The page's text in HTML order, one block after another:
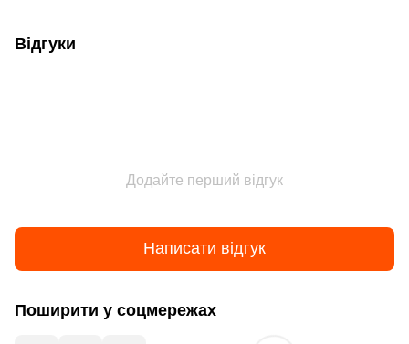
Відгуки
Додайте перший відгук
Написати відгук
Поширити у соцмережах